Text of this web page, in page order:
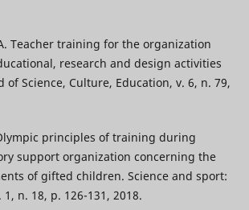
A. Teacher training for the organization
research and design activities
of Science, Culture, Education, v. 6, n. 79,
Olympic principles of training during
support organization concerning the
of gifted children. Science and sport:
n. 18, p. 126-131, 2018.